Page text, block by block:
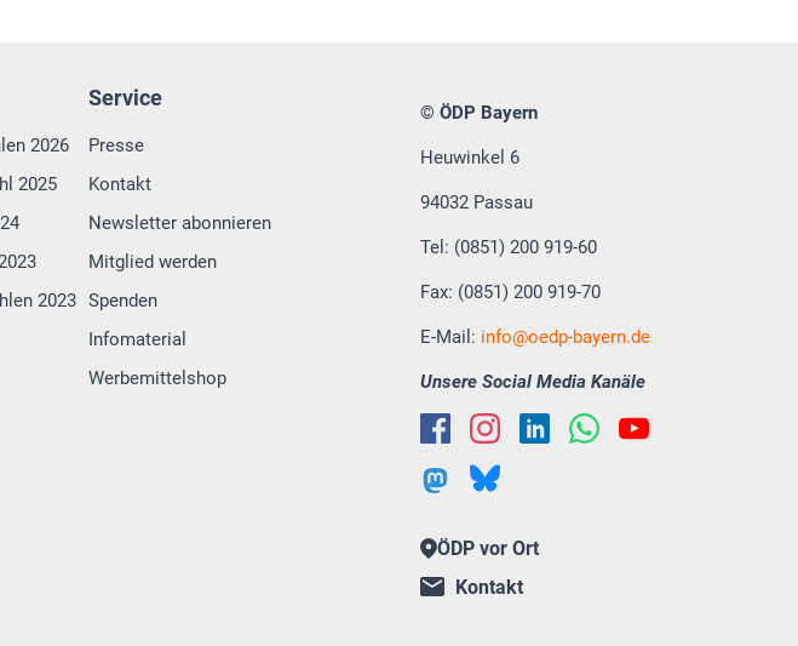
2026
2025
2023
Service
Presse
Kontakt
Newsletter abonnieren
Mitglied werden
Spenden
Infomaterial
Werbemittelshop
© ÖDP Bayern
Heuwinkel 6
94032 Passau
Tel: (0851) 200 919-60
Fax: (0851) 200 919-70
E-Mail: info oedp-bayern.de
Unsere Social Media Kanäle
ÖDP vor Ort
Kontakt